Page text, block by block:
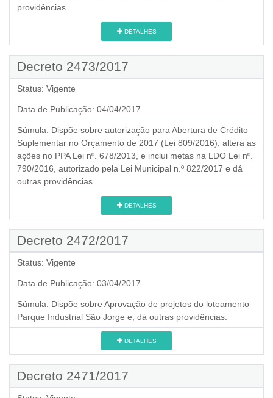
providências.
DETALHES
Decreto 2473/2017
Status: Vigente
Data de Publicação: 04/04/2017
Súmula: Dispõe sobre autorização para Abertura de Crédito
Suplementar no Orçamento de 2017 (Lei 809/2016), altera as
ações no PPA Lei nº. 678/2013, e inclui metas na LDO Lei nº.
790/2016, autorizado pela Lei Municipal n.º 822/2017 e dá
outras providências.
DETALHES
Decreto 2472/2017
Status: Vigente
Data de Publicação: 03/04/2017
Súmula: Dispõe sobre Aprovação de projetos do loteamento
Parque Industrial São Jorge e, dá outras providências.
DETALHES
Decreto 2471/2017